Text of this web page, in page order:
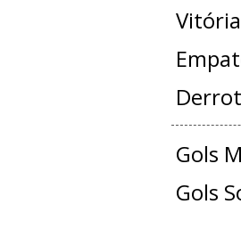
Gols
Gols